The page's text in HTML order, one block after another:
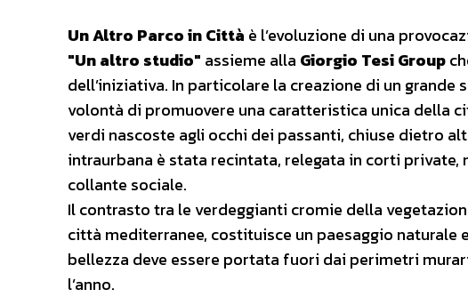
Un Altro Parco in Città è l’evoluzione di una
″Un altro studio″ assieme alla Giorgio Tesi Group
dell’iniziativa. In particolare la creazione di un
volontà di promuovere una caratteristica unica della
verdi nascoste agli occhi dei passanti, chiuse dietro
intraurbana è stata recintata, relegata in corti
collante sociale.
Il contrasto tra le verdeggianti cromie della
città mediterranee, costituisce un paesaggio
bellezza deve essere portata fuori dai perimetri
l’anno.